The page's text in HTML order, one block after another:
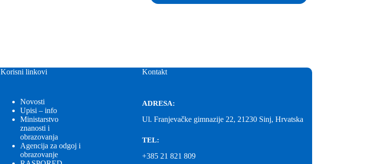
Korisni linkovi
Novosti
Upisi – info
Ministarstvo
znanosti i
obrazovanja
Agencija za odgoj i
obrazovanje
Kontakt
ADRESA:
Ul. Franjevačke gimnazije 22, 21230 Sinj, Hrvatska
TEL:
+385 21 821 809